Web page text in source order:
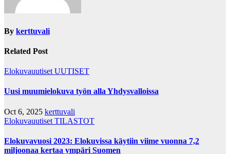
By kerttuvali
Related Post
Elokuvauutiset UUTISET
Uusi muumielokuva työn alla Yhdysvalloissa
Oct 6, 2025 kerttuvali
Elokuvauutiset TILASTOT
Elokuvavuosi 2023: Elokuvissa käytiin viime vuonna 7,2
miljoonaa kertaa ympäri Suomen